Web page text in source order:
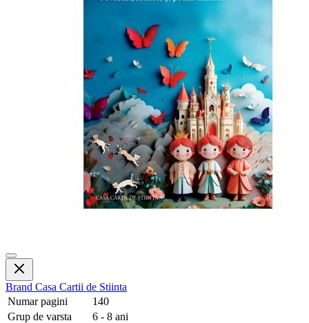
Brand Casa Cartii de Stiinta
Numar pagini
140
Grup de varsta
6 - 8 ani